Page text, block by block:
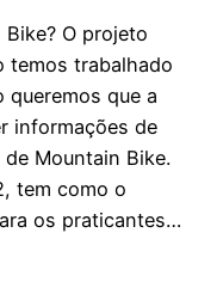
O projeto
temos trabalhado
queremos que a
informações de
Mountain Bike.
tem como o
os praticantes…